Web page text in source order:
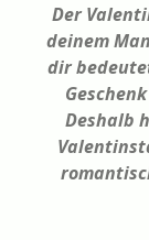
Der
deinem
dir
Deshalb